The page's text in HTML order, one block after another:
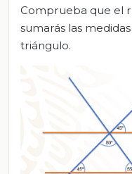
Comprueba que el
sumarás las
triángulo.